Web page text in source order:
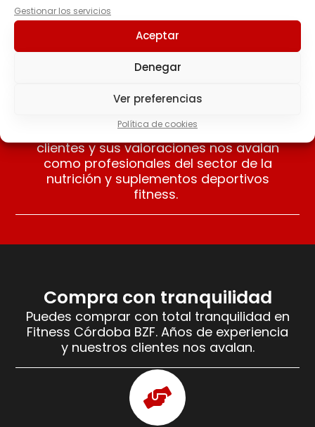
Gestionar los servicios
Aceptar
Denegar
Ver preferencias
Política de cookies
Añadir al carrito
Nuestros clientes opinan
Apreciamos las opiniones de nuestros
clientes y sus valoraciones nos avalan
como profesionales del sector de la
nutrición y suplementos deportivos
fitness.
Compra con tranquilidad
Puedes comprar con total tranquilidad en
Fitness Córdoba BZF. Años de experiencia
y nuestros clientes nos avalan.